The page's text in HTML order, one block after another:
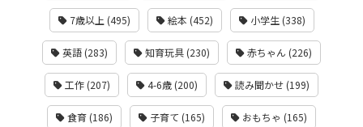
7歳以上 (495) 絵本 (452) 小学生 (338)
英語 (283) 知育玩具 (230) 赤ちゃん (226)
工作 (207) 4-6歳 (200) 読み聞かせ (199)
食育 (186) 子育て (165) おもちゃ (165)